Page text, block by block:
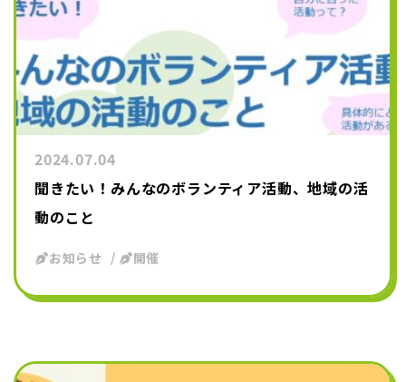
2024.07.04
聞きたい！みんなのボランティア活動、地域の活
動のこと
お知らせ 開催